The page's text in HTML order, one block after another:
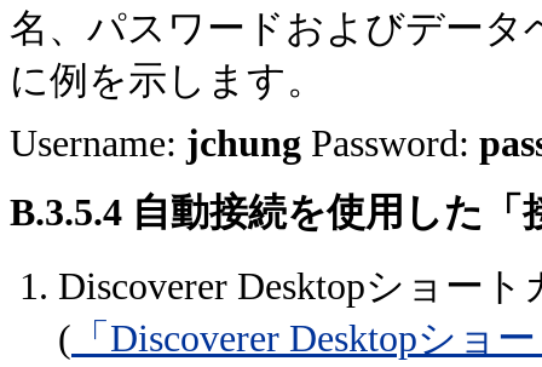
名、パスワードおよびデー
に例を示します。
Username: jchung Password:
B.3.5.4 自動接続を使用した
Discoverer Desktopショー
( 「Discoverer Desktopシ